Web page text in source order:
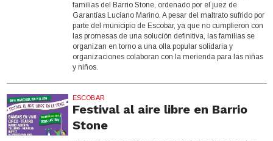
familias del Barrio Stone, ordenado por el juez de
Garantías Luciano Marino. A pesar del maltrato sufrido por
parte del municipio de Escobar, ya que no cumplieron con
las promesas de una solución definitiva, las familias se
organizan en torno a una olla popular solidaria y
organizaciones colaboran con la merienda para las niñas
y niños.
ESCOBAR
Festival al aire libre en Barrio
Stone